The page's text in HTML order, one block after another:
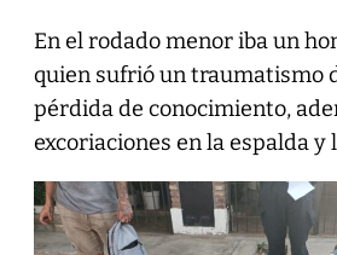
En el rodado menor iba un
quien sufrió un traumatismo
pérdida de conocimiento,
excoriaciones en la espalda y